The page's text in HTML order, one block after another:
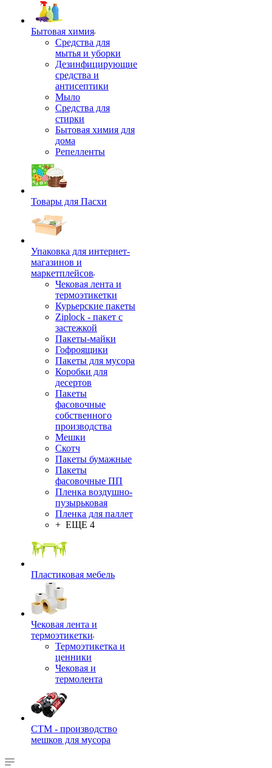
Бытовая химия
Средства для
мытья и уборки
Дезинфицирующие
средства и
антисептики
Мыло
Средства для
стирки
Бытовая химия для
дома
Репелленты
Товары для Пасхи
Упаковка для интернет-
магазинов и
маркетплейсов
Чековая лента и
термоэтикетки
Курьерские пакеты
Ziplock - пакет с
застежкой
Пакеты-майки
Гофроящики
Пакеты для мусора
Коробки для
десертов
Пакеты
фасовочные
собственного
производства
Мешки
Скотч
Пакеты бумажные
Пакеты
фасовочные ПП
Пленка воздушно-
пузырьковая
Пленка для паллет
+ ЕЩЕ 4
Пластиковая мебель
Чековая лента и
термоэтикетки
Термоэтикетка и
ценники
Чековая и
термолента
СТМ - производство
мешков для мусора